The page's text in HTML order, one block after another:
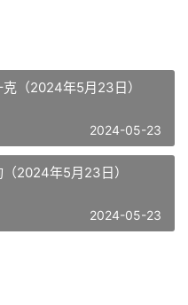
（2024年5月23日）
2024-05-23
2024年5月23日）
2024-05-23